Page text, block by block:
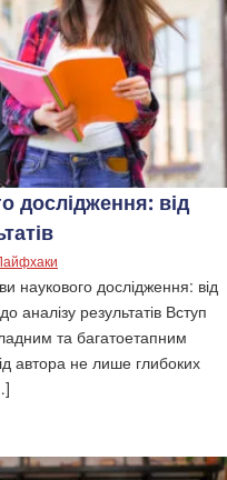
дослідження: від
наукового дослідження: від
результатів Вступ
та багатоетапним
автора не лише глибоких